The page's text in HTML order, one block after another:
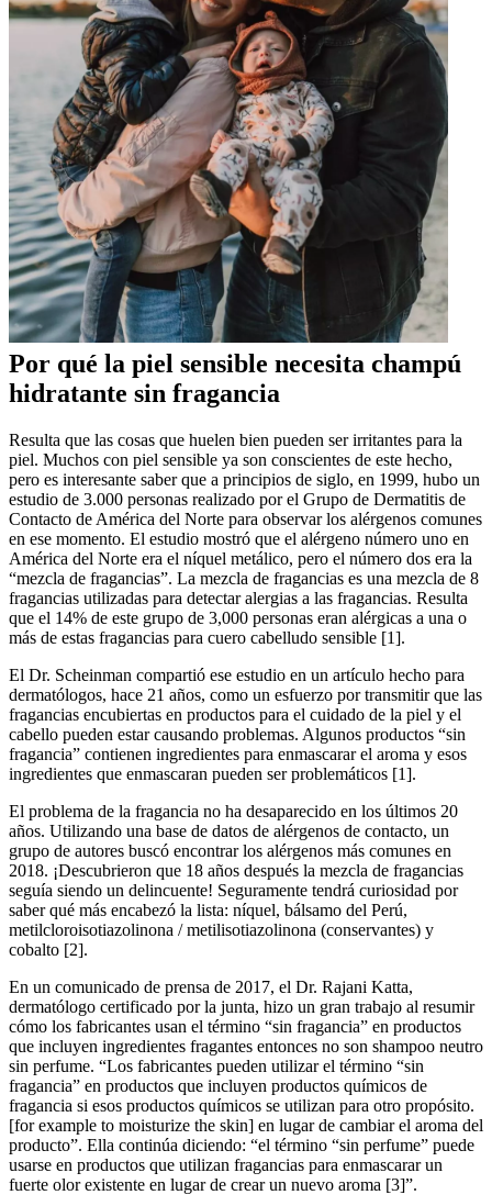
Por qué la piel sensible necesita champú
hidratante sin fragancia
Resulta que las cosas que huelen bien pueden ser irritantes para la
piel. Muchos con piel sensible ya son conscientes de este hecho,
pero es interesante saber que a principios de siglo, en 1999, hubo un
estudio de 3.000 personas realizado por el Grupo de Dermatitis de
Contacto de América del Norte para observar los alérgenos comunes
en ese momento. El estudio mostró que el alérgeno número uno en
América del Norte era el níquel metálico, pero el número dos era la
“mezcla de fragancias”. La mezcla de fragancias es una mezcla de 8
fragancias utilizadas para detectar alergias a las fragancias. Resulta
que el 14% de este grupo de 3,000 personas eran alérgicas a una o
más de estas fragancias para cuero cabelludo sensible [1].
El Dr. Scheinman compartió ese estudio en un artículo hecho para
dermatólogos, hace 21 años, como un esfuerzo por transmitir que las
fragancias encubiertas en productos para el cuidado de la piel y el
cabello pueden estar causando problemas. Algunos productos “sin
fragancia” contienen ingredientes para enmascarar el aroma y esos
ingredientes que enmascaran pueden ser problemáticos [1].
El problema de la fragancia no ha desaparecido en los últimos 20
años. Utilizando una base de datos de alérgenos de contacto, un
grupo de autores buscó encontrar los alérgenos más comunes en
2018. ¡Descubrieron que 18 años después la mezcla de fragancias
seguía siendo un delincuente! Seguramente tendrá curiosidad por
saber qué más encabezó la lista: níquel, bálsamo del Perú,
metilcloroisotiazolinona / metilisotiazolinona (conservantes) y
cobalto [2].
En un comunicado de prensa de 2017, el Dr. Rajani Katta,
dermatólogo certificado por la junta, hizo un gran trabajo al resumir
cómo los fabricantes usan el término “sin fragancia” en productos
que incluyen ingredientes fragantes entonces no son shampoo neutro
sin perfume. “Los fabricantes pueden utilizar el término “sin
fragancia” en productos que incluyen productos químicos de
fragancia si esos productos químicos se utilizan para otro propósito.
[for example to moisturize the skin] en lugar de cambiar el aroma del
producto”. Ella continúa diciendo: “el término “sin perfume” puede
usarse en productos que utilizan fragancias para enmascarar un
fuerte olor existente en lugar de crear un nuevo aroma [3]”.